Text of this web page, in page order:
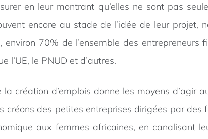
en leur montrant qu’elles ne sont pas
encore au stade de l’idée de leur
environ 70% de l’ensemble des
l’UE, le PNUD et d’autres.
création d’emplois donne les moyens d’agir
créons des petites entreprises dirigées par
aux femmes africaines, en canalisant